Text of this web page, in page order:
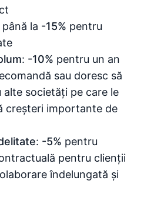
până la -15% pentru
: -10% pentru un an
sau doresc să
societăți pe care le
creșteri importante de
: -5% pentru
pentru clienții
îndelungată și